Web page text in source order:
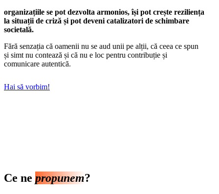
organizațiile se pot dezvolta armonios, își pot crește reziliența
la situații de criză și pot deveni catalizatori de schimbare
societală.
Fără senzația că oamenii nu se aud unii pe alții, că ceea ce spun
și simt nu contează și că nu e loc pentru contribuție și
comunicare autentică.
Hai să vorbim!
Ce ne propunem?